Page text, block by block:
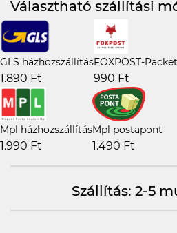
Választható szállítási
GLS házhozszállítás
1.890 Ft
FOXPOST-
990 Ft
Mpl házhozszállítás
1.990 Ft
Mpl postapont
1.490 Ft
Szállítás: 2-5